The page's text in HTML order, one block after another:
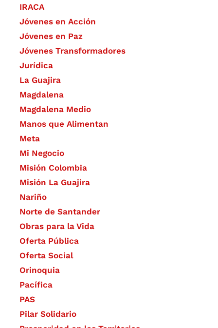
IRACA
Jóvenes en Acción
Jóvenes en Paz
Jóvenes Transformadores
Jurídica
La Guajira
Magdalena
Magdalena Medio
Manos que Alimentan
Meta
Mi Negocio
Misión Colombia
Misión La Guajira
Nariño
Norte de Santander
Obras para la Vida
Oferta Pública
Oferta Social​​
Orinoquia
Pacífica
PAS
Pilar Solidario